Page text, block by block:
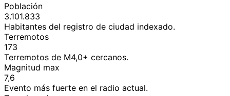
Población
3.101.833
Habitantes del registro de ciudad indexado.
Terremotos
173
Terremotos de M4,0+ cercanos.
Magnitud max
7,6
Evento más fuerte en el radio actual.